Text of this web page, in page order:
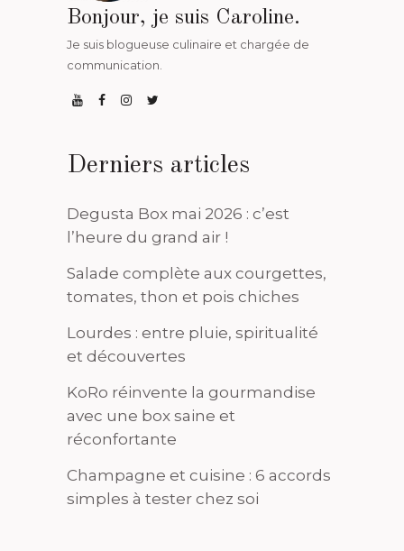
Bonjour, je suis Caroline.
Je suis blogueuse culinaire et chargée de
communication.
Derniers articles
Degusta Box mai 2026 : c’est
l’heure du grand air !
Salade complète aux courgettes,
tomates, thon et pois chiches
Lourdes : entre pluie, spiritualité
et découvertes
KoRo réinvente la gourmandise
avec une box saine et
réconfortante
Champagne et cuisine : 6 accords
simples à tester chez soi